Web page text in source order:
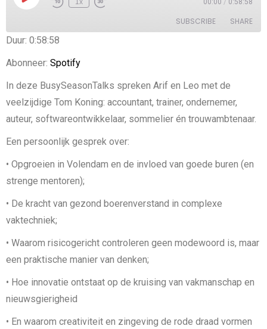
1x 00:00 / 0:58:58
SUBSCRIBE SHARE
LINK
EMBED
Duur: 0:58:58
Abonneer: Spotify
In deze BusySeasonTalks spreken Arif en Leo met de
veelzijdige Tom Koning: accountant, trainer, ondernemer,
auteur, softwareontwikkelaar, sommelier én trouwambtenaar.
Een persoonlijk gesprek over:
•⁠ ⁠Opgroeien in Volendam en de invloed van goede buren (en
strenge mentoren);
•⁠ ⁠De kracht van gezond boerenverstand in complexe
vaktechniek;
•⁠ ⁠Waarom risicogericht controleren geen modewoord is, maar
een praktische manier van denken;
•⁠ ⁠Hoe innovatie ontstaat op de kruising van vakmanschap en
nieuwsgierigheid
•⁠ ⁠En waarom creativiteit en zingeving de rode draad vormen